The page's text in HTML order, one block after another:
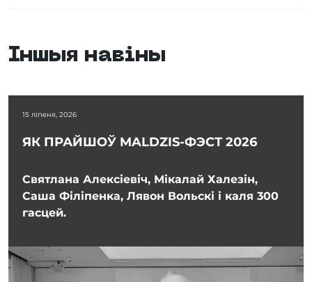
Іншыя навіны
15 ліпеня, 2026
ЯК ПРАЙШОЎ MALDZIS-ФЭСТ 2026
Святлана Алексіевіч, Мікалай Халезін,
Саша Філіпенка, Лявон Вольскі і каля 300
гасцей.